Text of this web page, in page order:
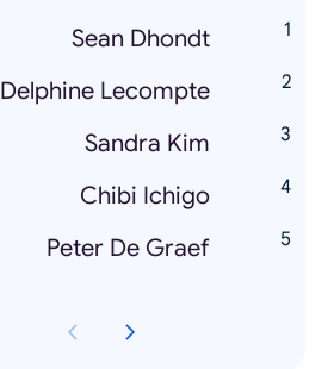
Sean Dhondt
Delphine Lecompte
Sandra Kim
Chibi Ichigo
Peter De Graef